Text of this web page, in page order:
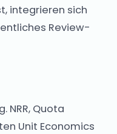
integrieren sich
Review-
NRR, Quota
Unit Economics